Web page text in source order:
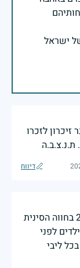
ישראל
לזכרו
ת.נ.צ.ב.ה
דיווח
מתגעגעת וכואבת את היעדרך. נפלת בגיל 23 בחווה הסינית
לפני
ליבי